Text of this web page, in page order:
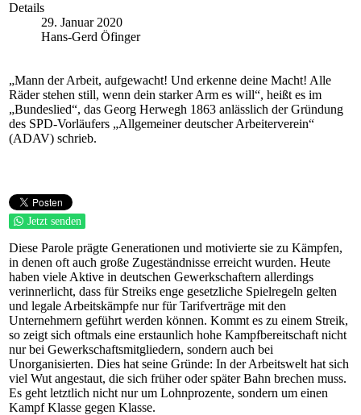
Details
29. Januar 2020
Hans-Gerd Öfinger
„Mann der Arbeit, aufgewacht! Und erkenne deine Macht! Alle
Räder stehen still, wenn dein starker Arm es will“, heißt es im
„Bundeslied“, das Georg Herwegh 1863 anlässlich der Gründung
des SPD-Vorläufers „Allgemeiner deutscher Arbeiterverein“
(ADAV) schrieb.
Jetzt senden
Diese Parole prägte Generationen und motivierte sie zu Kämpfen,
in denen oft auch große Zugeständnisse erreicht wurden. Heute
haben viele Aktive in deutschen Gewerkschaftern allerdings
verinnerlicht, dass für Streiks enge gesetzliche Spielregeln gelten
und legale Arbeitskämpfe nur für Tarifverträge mit den
Unternehmern geführt werden können. Kommt es zu einem Streik,
so zeigt sich oftmals eine erstaunlich hohe Kampfbereitschaft nicht
nur bei Gewerkschaftsmitgliedern, sondern auch bei
Unorganisierten. Dies hat seine Gründe: In der Arbeitswelt hat sich
viel Wut angestaut, die sich früher oder später Bahn brechen muss.
Es geht letztlich nicht nur um Lohnprozente, sondern um einen
Kampf Klasse gegen Klasse.